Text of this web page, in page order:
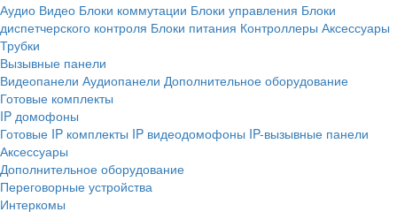
Аудио Видео Блоки коммутации Блоки управления Блоки
диспетчерского контроля Блоки питания Контроллеры Аксессуары
Трубки
Вызывные панели
Видеопанели Аудиопанели Дополнительное оборудование
Готовые комплекты
IP домофоны
Готовые IP комплекты IP видеодомофоны IP-вызывные панели
Аксессуары
Дополнительное оборудование
Переговорные устройства
Интеркомы